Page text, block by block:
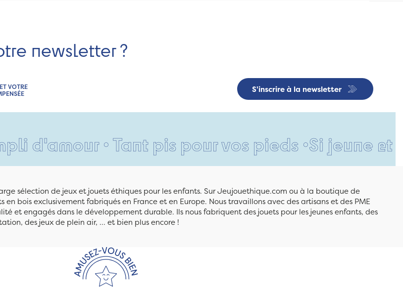
newsletter ?
S'inscrire à la newsletter
VOTRE
• Tant pis pour vos pieds •Si jeune et déjà
sélection de jeux et jouets éthiques pour les enfants. Sur Jeujouethique.com ou à la boutique de
bois exclusivement fabriqués en France et en Europe. Nous travaillons avec des artisans et des PME
et engagés dans le développement durable. Ils nous fabriquent des jouets pour les jeunes enfants, des
des jeux de plein air, ... et bien plus encore !